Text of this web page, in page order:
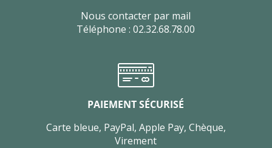
Nous contacter par mail
Téléphone : 02.32.68.78.00
PAIEMENT SÉCURISÉ
Carte bleue, PayPal, Apple Pay, Chèque,
Virement